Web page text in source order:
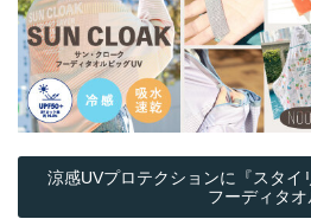
涼感UVプロテクションに『スタイ
フーディタオ